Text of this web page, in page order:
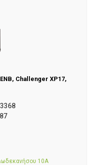
Challenger XP17,
10Α